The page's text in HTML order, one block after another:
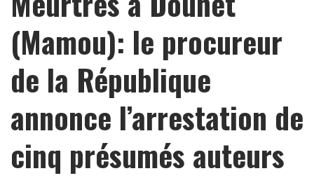
(Mamou): le procureur
de la République
annonce l’arrestation de
cinq présumés auteurs